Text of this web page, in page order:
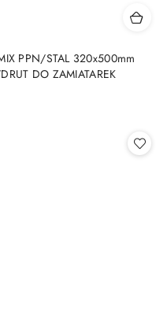
PPN/STAL 320x500mm
DO ZAMIATAREK